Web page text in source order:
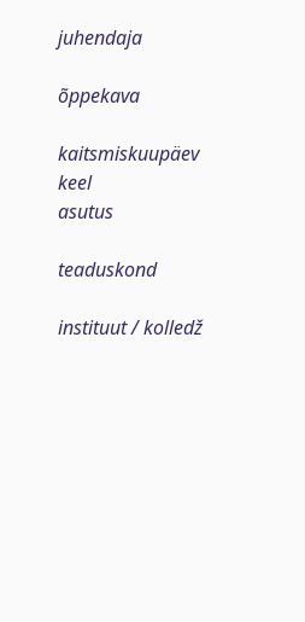
juhendaja
õppekava
kaitsmiskuupäev
keel
asutus
teaduskond
instituut / kolledž